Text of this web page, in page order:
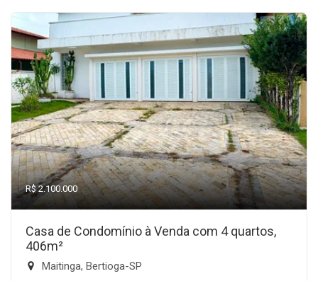
R$ 2.100.000
Casa de Condomínio à Venda com 4 quartos,
406m²
Maitinga, Bertioga-SP